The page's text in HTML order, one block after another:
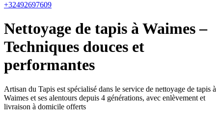
+32492697609
Nettoyage de tapis à Waimes –
Techniques douces et
performantes
Artisan du Tapis est spécialisé dans le service de nettoyage de tapis à
Waimes et ses alentours depuis 4 générations, avec enlèvement et
livraison à domicile offerts